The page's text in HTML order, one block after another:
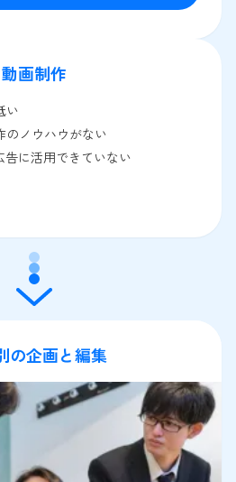
動画制作
い
のノウハウがない
告に活用できていない
の企画と編集